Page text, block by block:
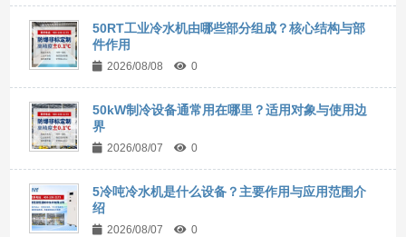
50RT工业冷水机由哪些部分组成？核心结构与部
件作用
2026/08/08 0
50kW制冷设备通常用在哪里？适用对象与使用边
界
2026/08/07 0
5冷吨冷水机是什么设备？主要作用与应用范围介
绍
2026/08/07 0